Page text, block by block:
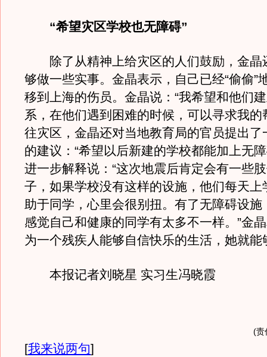
“希望灾区学校也无障碍”
除了从精神上给灾区的人们鼓励，金晶
够做一些实事。金晶表示，自己已经“偷偷”
移到上海的伤员。金晶说：“我希望和他们
系，在他们遇到困难的时候，可以寻求我的
往灾区，金晶还对当地教育局的官员提出了
的建议：“希望以后新建的学校都能加上无
进一步解释说：“这次地震后肯定会有一些
子，如果学校没有这样的设施，他们每天上
助于同学，心里会很别扭。有了无障碍设施
感觉自己和健康的同学有太多不一样。”金
为一个残疾人能够自信快乐的生活，她就能
本报记者刘晓星 实习生冯晓霞
(责
[我来说两句]